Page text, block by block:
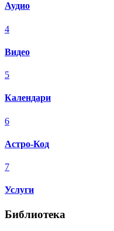
Аудио
4
Видео
5
Календари
6
Астро-Код
7
Услуги
Библиотека